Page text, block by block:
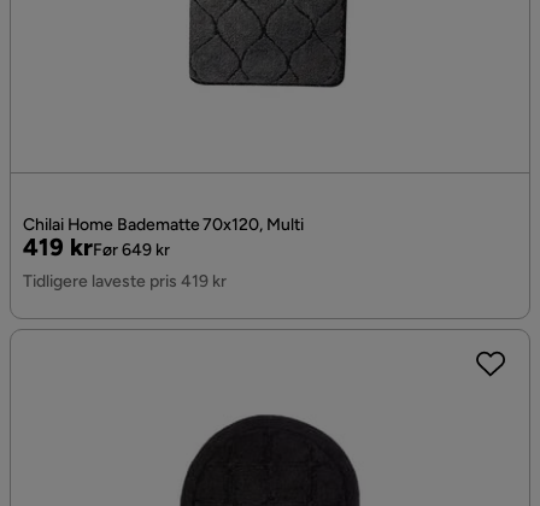
Chilai Home Badematte 70x120, Multi
Pris
419 kr
Original
Pris
Før 649 kr
Tidligere laveste pris 419 kr